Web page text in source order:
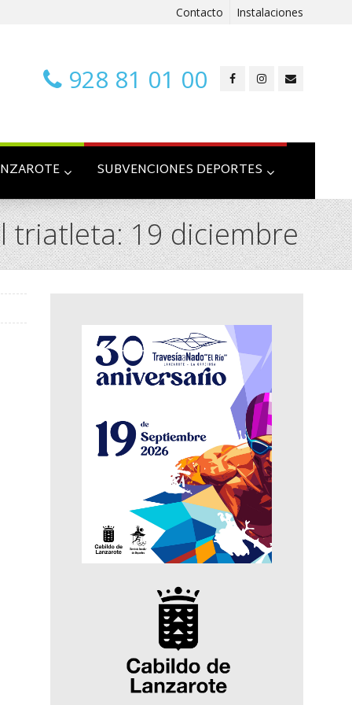
Contacto Instalaciones
928 81 01 00
SUBVENCIONES DEPORTES
triatleta: 19 diciembre